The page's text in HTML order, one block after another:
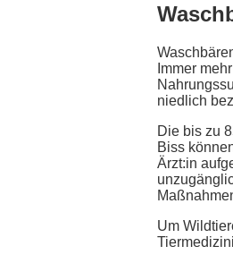
Immer
niedlich
Die bis zu
Biss
Ärzt:in
Um